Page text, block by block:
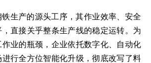
生产的源头工序，其作业效率、安全
直接关乎整条生产线的稳定运转。为
业的瓶颈，企业依托数字化、自动化
行全方位智能化升级，彻底改写了料